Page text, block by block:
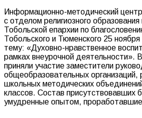
Информационно-методический
с отделом религиозного образования
Тобольской епархии по
Тобольского и Тюменского 25
тему: «Духовно-нравственное
рамках внеурочной деятельности».
приняли участие заместители
общеобразовательных организаций,
школьных методических
классов. Состав присутствовавших
умудренные опытом,